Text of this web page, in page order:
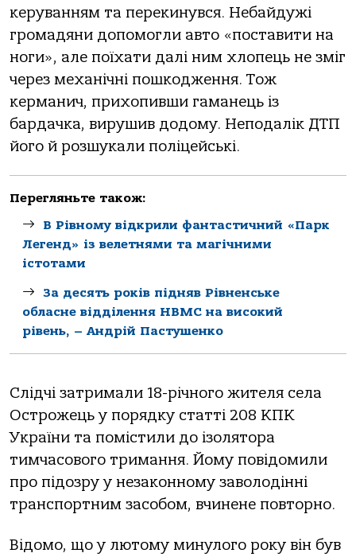
керуванням та перекинувся. Небайдужі
громадяни допомогли авто «поставити на
ноги», але поїхати далі ним хлопець не зміг
через механічні пошкодження. Тож
керманич, прихопивши гаманець із
бардачка, вирушив додому. Неподалік ДТП
його й розшукали поліцейські.
Перегляньте також:
В Рівному відкрили фантастичний «Парк
Легенд» із велетнями та магічними
істотами
За десять років підняв Рівненське
обласне відділення НВМС на високий
рівень, – Андрій Пастушенко
Слідчі затримали 18-річного жителя села
Острожець у порядку статті 208 КПК
України та помістили до ізолятора
тимчасового тримання. Йому повідомили
про підозру у незаконному заволодінні
транспортним засобом, вчинене повторно.
Відомо, що у лютому минулого року він був